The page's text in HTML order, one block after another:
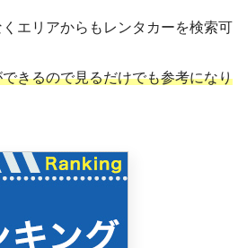
エリアからもレンタカーを検索可
きるので見るだけでも参考になり